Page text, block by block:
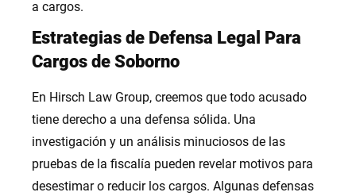
a cargos.
Estrategias de Defensa Legal Para
Cargos de Soborno
En Hirsch Law Group, creemos que todo acusado
tiene derecho a una defensa sólida. Una
investigación y un análisis minuciosos de las
pruebas de la fiscalía pueden revelar motivos para
desestimar o reducir los cargos. Algunas defensas